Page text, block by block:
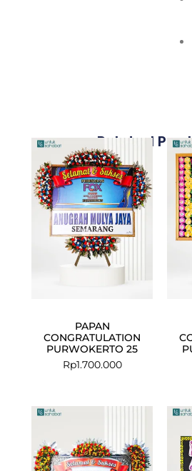
Related
PAPAN
CONGRATULATION
PURWOKERTO 25
Rp1.700.000